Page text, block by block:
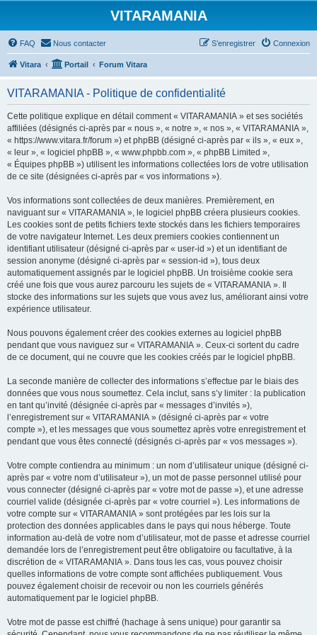
VITARAMANIA
FAQ Nous contacter Connexion
S’enregistrer
Vitara Portail Forum Vitara
VITARAMANIA - Politique de confidentialité
Cette politique explique en détail comment « VITARAMANIA » et ses sociétés
affiliées (désignés ci-après par « nous », « notre », « nos », « VITARAMANIA »,
« https://www.vitara.fr/forum ») et phpBB (désigné ci-après par « ils », « eux »,
« leur », « logiciel phpBB », « www.phpbb.com », « phpBB Limited »,
« Équipes phpBB ») utilisent les informations collectées lors de votre utilisation
de ce site (désignées ci-après par « vos informations »).
Vos informations sont collectées de deux manières. Premièrement, en
naviguant sur « VITARAMANIA », le logiciel phpBB créera plusieurs cookies.
Les cookies sont de petits fichiers texte stockés dans les fichiers temporaires
de votre navigateur Internet. Les deux premiers cookies contiennent un
identifiant utilisateur (désigné ci-après par « user-id ») et un identifiant de
session anonyme (désigné ci-après par « session-id »), tous deux
automatiquement assignés par le logiciel phpBB. Un troisième cookie sera
créé une fois que vous aurez parcouru les sujets de « VITARAMANIA ». Il
stocke des informations sur les sujets que vous avez lus, améliorant ainsi votre
expérience utilisateur.
Nous pouvons également créer des cookies externes au logiciel phpBB
pendant que vous naviguez sur « VITARAMANIA ». Ceux-ci sortent du cadre
de ce document, qui ne couvre que les cookies créés par le logiciel phpBB.
La seconde manière de collecter des informations s’effectue par le biais des
données que vous nous soumettez. Cela inclut, sans s’y limiter : la publication
en tant qu’invité (désignée ci-après par « messages d’invités »),
l’enregistrement sur « VITARAMANIA » (désigné ci-après par « votre
compte »), et les messages que vous soumettez après votre enregistrement et
pendant que vous êtes connecté (désignés ci-après par « vos messages »).
Votre compte contiendra au minimum : un nom d’utilisateur unique (désigné ci-
après par « votre nom d’utilisateur »), un mot de passe personnel utilisé pour
vous connecter (désigné ci-après par « votre mot de passe »), et une adresse
courriel valide (désignée ci-après par « votre courriel »). Les informations de
votre compte sur « VITARAMANIA » sont protégées par les lois sur la
protection des données applicables dans le pays qui nous héberge. Toute
information au-delà de votre nom d’utilisateur, mot de passe et adresse courriel
demandée lors de l’enregistrement peut être obligatoire ou facultative, à la
discrétion de « VITARAMANIA ». Dans tous les cas, vous pouvez choisir
quelles informations de votre compte sont affichées publiquement. Vous
pouvez également choisir de recevoir ou non les courriels générés
automatiquement par le logiciel phpBB.
Votre mot de passe est chiffré (hachage à sens unique) pour garantir sa